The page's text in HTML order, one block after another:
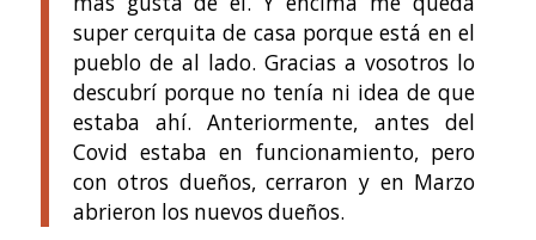
super cerquita de casa porque está en el
pueblo de al lado. Gracias a vosotros lo
descubrí porque no tenía ni idea de que
estaba ahí. Anteriormente, antes del
Covid estaba en funcionamiento, pero
con otros dueños, cerraron y en Marzo
abrieron los nuevos dueños.